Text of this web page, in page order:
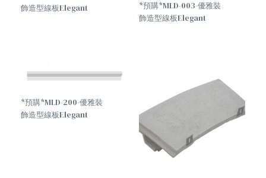
飾造型線板Elegant
*預購*MLD-003-優雅裝
飾造型線板Elegant
*預購*MLD-200-優雅裝
飾造型線板Elegant